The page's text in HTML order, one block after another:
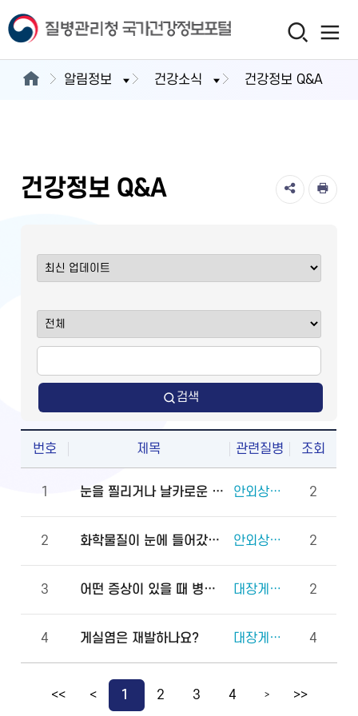
알림정보 건강소식 건강정보 Q&A
건강정보 Q&A
검색
번호 제목 관련질병 조회
1 눈을 찔리거나 날카로운 물체에 다쳤을 때 물로 씻어도 되나요? 안외상(천공 외상) 2
2 화학물질이 눈에 들어갔을 때 안과에 먼저 가야 하나요, 물로 먼저 씻어야 하나요? 안외상(각막화상) 2
3 어떤 증상이 있을 때 병원에 바로 가야 하나요? 대장게실증 2
4 게실염은 재발하나요? 대장게실증 4
<< < 1 2 3 4 > >>